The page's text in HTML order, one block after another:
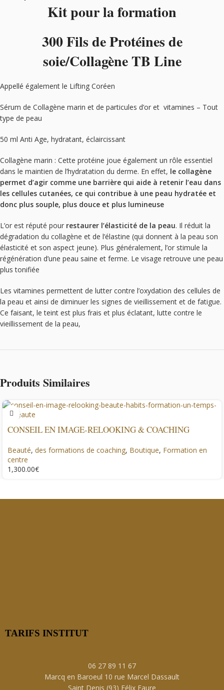
Kit pour la formation
300 Fils de Protéines de
soie/Collagène TB Line
Appellé également le Lifting Coréen
Sérum de Collagène marin et de particules d’or et vitamines – Tout
type de peau
50 ml Anti Age, hydratant, éclaircissant
Collagène marin : Cette protéine joue également un rôle essentiel
dans le maintien de l’hydratation du derme. En effet, le collagène
permet d’agir comme une barrière qui aide à retenir l’eau dans
les cellules cutanées, ce qui contribue à une peau hydratée et
donc plus souple, plus douce et plus lumineuse
L’or est réputé pour restaurer l’élasticité de la peau. Il réduit la
dégradation du collagène et de l’élastine (qui donnent à la peau son
élasticité et son aspect jeune). Plus généralement, l’or stimule la
régénération d’une peau saine et ferme. Le visage retrouve une peau
plus tonifiée
Les vitamines permettent de lutter contre l’oxydation des cellules de
la peau et ainsi de diminuer les signes de vieillissement et de fatigue.
Ce faisant, le teint est plus frais et plus éclatant, lutte contre le
vieillissement de la peau,
Produits Similaires
CONSEIL EN IMAGE-RELOOKING & COACHING
Beauté, des formations de coaching, Boutique, Formation en
centre
1,300.00€
TARIFS INSTITUT
06 27 89 11 67
Marcq en Baroeul 10 rue Marcel Dassault
Saint Denis (93) Félix Faure